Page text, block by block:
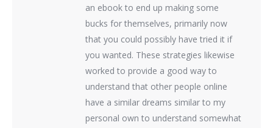
an ebook to end up making some
bucks for themselves, primarily now
that you could possibly have tried it if
you wanted. These strategies likewise
worked to provide a good way to
understand that other people online
have a similar dreams similar to my
personal own to understand somewhat